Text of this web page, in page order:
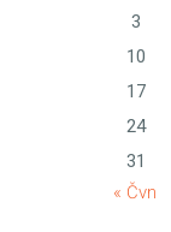
3
10
17
24
31
« Čvn